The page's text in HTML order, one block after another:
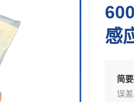
感
简要
误